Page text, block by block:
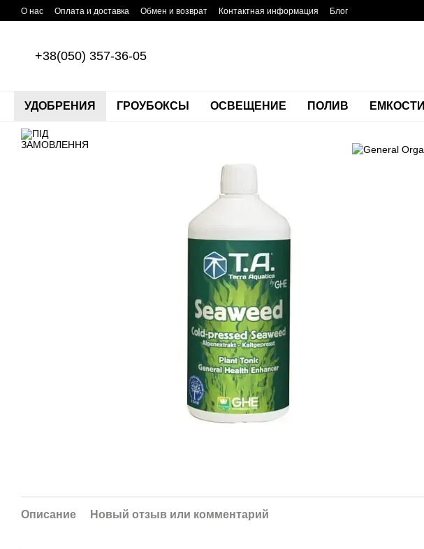
Перейти к основному контенту
О нас Оплата и доставка Обмен и возврат Контактная информация Блог
+38(050) 357-36-05
УДОБРЕНИЯ ГРОУБОКСЫ ОСВЕЩЕНИЕ ПОЛИВ ЕМКОСТИ
Описание Новый отзыв или комментарий